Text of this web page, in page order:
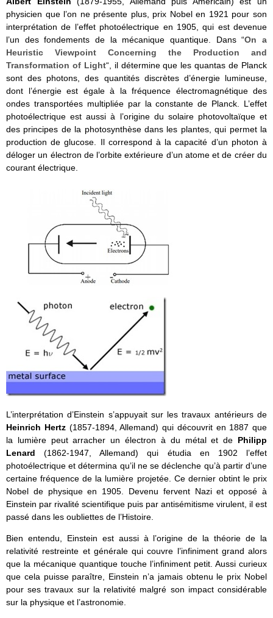
physicien que l’on ne présente plus, prix Nobel en 1921 pour son
interprétation de l’effet photoélectrique en 1905, qui est devenue
l’un des fondements de la mécanique quantique. Dans “On a
Heuristic Viewpoint Concerning the Production and
Transformation of Light“, il détermine que les quantas de Planck
sont des photons, des quantités discrètes d’énergie lumineuse,
dont l’énergie est égale à la fréquence électromagnétique des
ondes transportées multipliée par la constante de Planck. L’effet
photoélectrique est aussi à l’origine du solaire photovoltaïque et
des principes de la photosynthèse dans les plantes, qui permet la
production de glucose. Il correspond à la capacité d’un photon à
déloger un électron de l’orbite extérieure d’un atome et de créer du
courant électrique.
L’interprétation d’Einstein s’appuyait sur les travaux antérieurs de
Heinrich Hertz (1857-1894, Allemand) qui découvrit en 1887 que
la lumière peut arracher un électron à du métal et de Philipp
Lenard(1862-1947, Allemand) qui étudia en 1902 l’effet
photoélectrique et détermina qu’il ne se déclenche qu’à partir d’une
certaine fréquence de la lumière projetée. Ce dernier obtint le prix
Nobel de physique en 1905. Devenu fervent Nazi et opposé à
Einstein par rivalité scientifique puis par antisémitisme virulent, il est
passé dans les oubliettes de l’Histoire.
Bien entendu, Einstein est aussi à l’origine de la théorie de la
relativité restreinte et générale qui couvre l’infiniment grand alors
que la mécanique quantique touche l’infiniment petit. Aussi curieux
que cela puisse paraître, Einstein n’a jamais obtenu le prix Nobel
pour ses travaux sur la relativité malgré son impact considérable
sur la physique et l’astronomie.